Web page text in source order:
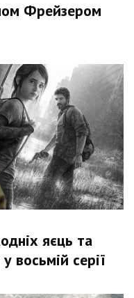
Фрейзером
яєць та
восьмій серії